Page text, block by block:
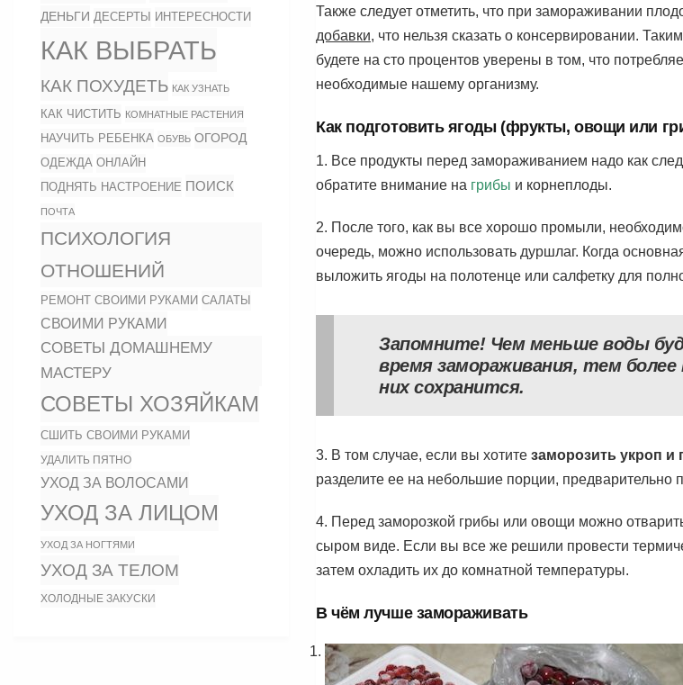
ДЕНЬГИ ДЕСЕРТЫ ИНТЕРЕСНОСТИ
КАК ВЫБРАТЬ
КАК ПОХУДЕТЬ КАК УЗНАТЬ
КАК ЧИСТИТЬ КОМНАТНЫЕ РАСТЕНИЯ
НАУЧИТЬ РЕБЕНКА ОБУВЬ ОГОРОД
ОДЕЖДА ОНЛАЙН
ПОДНЯТЬ НАСТРОЕНИЕ ПОИСК
ПОЧТА
ПСИХОЛОГИЯ
ОТНОШЕНИЙ
РЕМОНТ СВОИМИ РУКАМИ САЛАТЫ
СВОИМИ РУКАМИ
СОВЕТЫ ДОМАШНЕМУ
МАСТЕРУ
СОВЕТЫ ХОЗЯЙКАМ
СШИТЬ СВОИМИ РУКАМИ
УДАЛИТЬ ПЯТНО
УХОД ЗА ВОЛОСАМИ
УХОД ЗА ЛИЦОМ
УХОД ЗА НОГТЯМИ
УХОД ЗА ТЕЛОМ
ХОЛОДНЫЕ ЗАКУСКИ
Также следует отметить, что при замораживании
добавки, что нельзя сказать о консервировании.
будете на сто процентов уверены в том, что
необходимые нашему организму.
Как подготовить ягоды (фрукты, овощи или
1. Все продукты перед замораживанием надо как
обратите внимание на грибы и корнеплоды.
2. После того, как вы все хорошо промыли,
очередь, можно использовать дуршлаг. Когда
выложить ягоды на полотенце или салфетку для
Запомните! Чем меньше воды
время замораживания, тем
них сохранится.
3. В том случае, если вы хотите заморозить укроп и
разделите ее на небольшие порции, предварительно
4. Перед заморозкой грибы или овощи можно
сыром виде. Если вы все же решили провести
затем охладить их до комнатной температуры.
В чём лучше замораживать